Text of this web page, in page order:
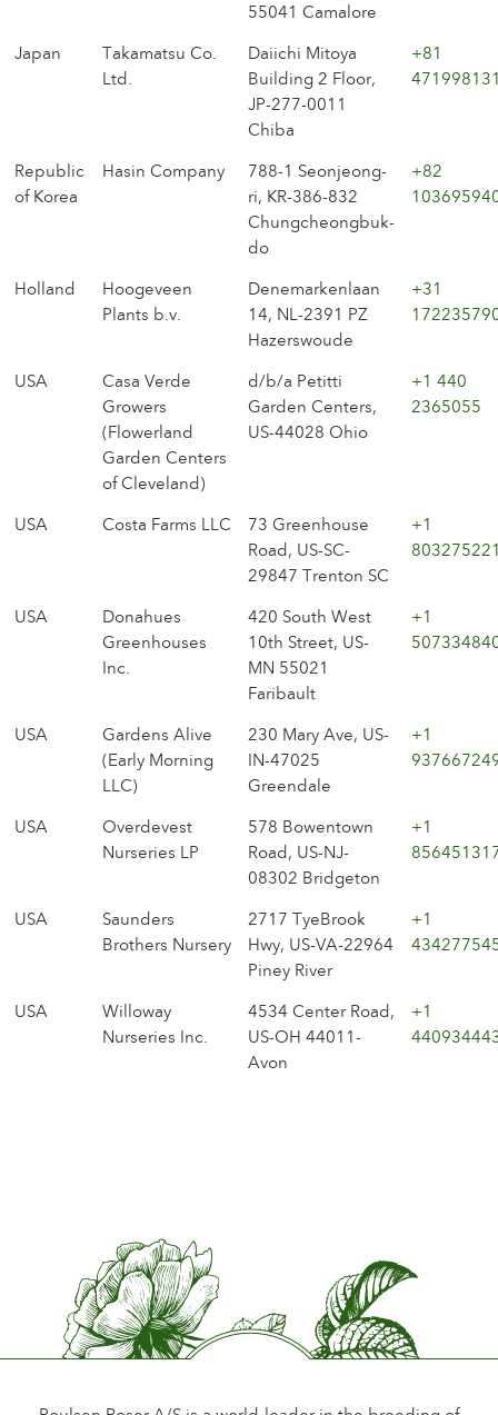
55041 Camalore
Japan
Takamatsu Co.
Ltd.
Daiichi Mitoya
Building 2 Floor,
JP-277-0011
Chiba
+81
Republic
of Korea
Hasin Company
788-1 Seonjeong-
ri, KR-386-832
Chungcheongbuk-
do
+82
Holland
Hoogeveen
Plants b.v.
Denemarkenlaan
14, NL-2391 PZ
Hazerswoude
+31
USA
Casa Verde
Growers
(Flowerland
Garden Centers
of Cleveland)
d/b/a Petitti
Garden Centers,
US-44028 Ohio
+1 440
2365055
USA Costa Farms LLC
73 Greenhouse
Road, US-SC-
29847 Trenton SC
+1
USA
Donahues
Greenhouses
Inc.
420 South West
10th Street, US-
MN 55021
Faribault
+1
USA
Gardens Alive
(Early Morning
LLC)
230 Mary Ave, US-
IN-47025
Greendale
+1
USA
Overdevest
Nurseries LP
578 Bowentown
Road, US-NJ-
08302 Bridgeton
+1
USA
Saunders
Brothers Nursery
2717 TyeBrook
Hwy, US-VA-22964
Piney River
+1
USA
Willoway
Nurseries Inc.
4534 Center Road,
US-OH 44011-
Avon
+1